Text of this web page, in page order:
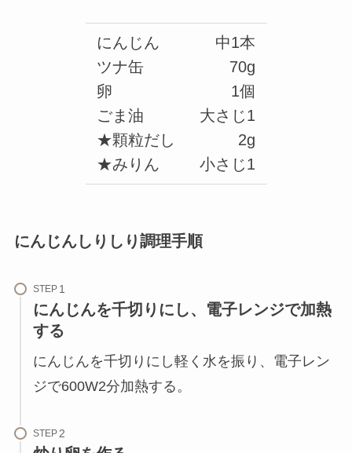
にんじん
ツナ缶
卵
ごま油
★顆粒だし
★みりん
中1本
70g
1個
大さじ1
2g
小さじ1
にんじんしりしり調理手順
STEP
にんじんを千切りにし、電子レンジで加熱
する
にんじんを千切りにし軽く水を振り、電子レン
ジで600W2分加熱する。
STEP